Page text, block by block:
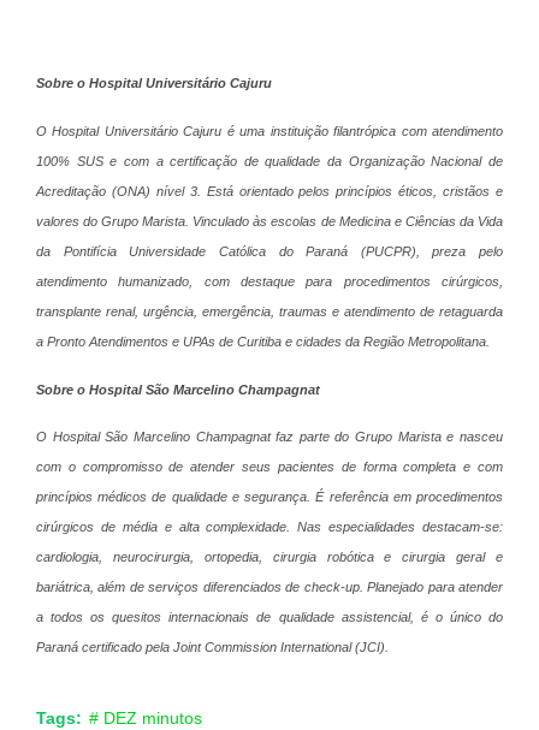
Sobre o Hospital Universitário Cajuru
O Hospital Universitário Cajuru é uma instituição filantrópica com atendimento
100% SUS e com a certificação de qualidade da Organização Nacional de
Acreditação (ONA) nível 3. Está orientado pelos princípios éticos, cristãos e
valores do Grupo Marista. Vinculado às escolas de Medicina e Ciências da Vida
da Pontifícia Universidade Católica do Paraná (PUCPR), preza pelo
atendimento humanizado, com destaque para procedimentos cirúrgicos,
transplante renal, urgência, emergência, traumas e atendimento de retaguarda
a Pronto Atendimentos e UPAs de Curitiba e cidades da Região Metropolitana.
Sobre o Hospital São Marcelino Champagnat
O Hospital São Marcelino Champagnat faz parte do Grupo Marista e nasceu
com o compromisso de atender seus pacientes de forma completa e com
princípios médicos de qualidade e segurança. É referência em procedimentos
cirúrgicos de média e alta complexidade. Nas especialidades destacam-se:
cardiologia, neurocirurgia, ortopedia, cirurgia robótica e cirurgia geral e
bariátrica, além de serviços diferenciados de check-up. Planejado para atender
a todos os quesitos internacionais de qualidade assistencial, é o único do
Paraná certificado pela Joint Commission International (JCI).
Tags: # DEZ minutos